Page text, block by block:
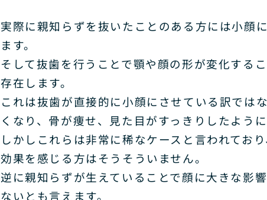
実際に親知らずを抜いたことのある方には小顔
ます。
そして抜歯を行うことで顎や顔の形が変化する
存在します。
これは抜歯が直接的に小顔にさせている訳では
くなり、骨が痩せ、見た目がすっきりしたよう
しかしこれらは非常に稀なケースと言われてお
効果を感じる方はそうそういません。
逆に親知らずが生えていることで顔に大きな影
ないとも言えます。